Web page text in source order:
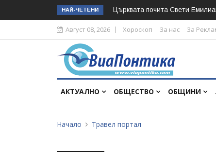
НАЙ-ЧЕТЕНИ Църквата почита Свeти
Август 08, 2026 Хороскоп За нас За
АКТУАЛНО ОБЩЕСТВО ОБЩИНИ
Начало Травел портал